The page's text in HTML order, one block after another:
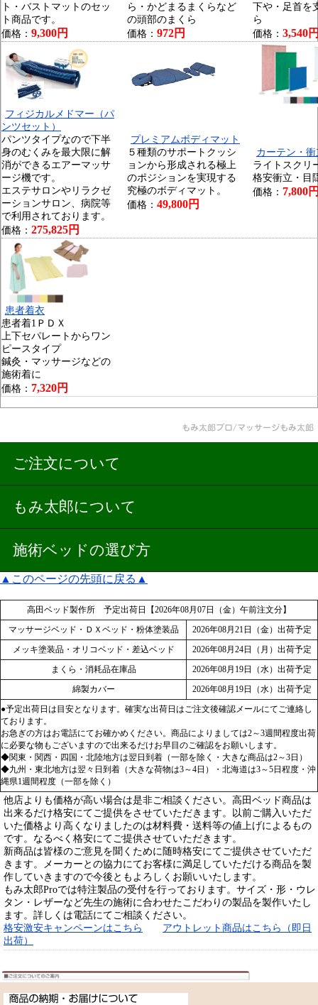
ト・バストマットのセッ
ト商品です。
価格： 9,300円
ら・かどまるまくらなど
の頭部のまくら
価格： 972円
下や・足首を
ら
価格： 3,540
フィジカルメドマー（パ
ンツセット）
パンツタイプなので下半
身のむくみを最大限に解
消ができるエアーマッサ
ージ機です。
エステサロンやリラクゼ
ーションサロン、病院等
で利用されております。
価格： 275,825円
プレミアムボディマット
５種類のサポートクッシ
ョンから形成される極上
のポジションを実現する
究極のボディマット。
価格： 49,800円
カーテン・衝
ライトスクリ
格安衝立・目
価格： 7,800
患者着衣
患者着1ＰＤＸ
上下セパレートからワン
ピースタイプ
鍼灸・マッサージなどの
施術着に
価格： 7,320円
ご注文について
もみ太郎について
施術ベッドの選び方
▲このページの先頭に戻る▲
高田ベッド製作所 予定出荷日【2026年08月07日（金）午前注文分】
マッサージベッド・ＤＸベッド・粉体塗装品
2026年08月21日（金）出荷予定
メッキ塗装品・オリコベッド・差込ベッド
2026年08月24日（月）出荷予定
まくら・消耗品在庫品
2026年08月19日（水）出荷予定
綿製カバー
2026年08月19日（水）出荷予定
●予定出荷日は目安となります。確実な出荷日はご注文後確認メールにてご連絡し
ております。
お急ぎの方はお電話にてお確かめください。商品によりましては2～3週間程度出荷
に必要な物もございますので出来るだけお早目のご確認をお願いします。
◆関東・関西・四国・北陸地方は翌日到着（一部を除く・大きな商品は2～3日）
◆九州・東北地方は翌々日到着（大きな荷物は3～4日）・北海道は3～5日程度・沖
縄県1週間程度（一部を除く）
他店よりも価格が高い場合は是非ご相談ください。高田ベッド商品は
出来るだけ格安にてご提供をさせていただきます。以前ご購入いただ
いた価格より高くなりましたのは材料費・送料等の値上げによるもの
です。なるべく格安にてご提供させていただきます。
新商品は皆様のご意見を聞くために随時格安にてご提供させていただ
きます。メーカーとの協力にてお客様に満足していただける商品を製
作していきますので今後ともよろしくお願いいたします。
もみ太郎Proでは特注製品の受付を行っております。サイズ・形・ウレ
タン・レザーなど先生の施術に合わせたこだわりの製品を製作いたし
ます。詳しくは電話にてご相談ください。
格安激安キャンペーンはこちら
アウトレット商品はこちら（即日
出荷）